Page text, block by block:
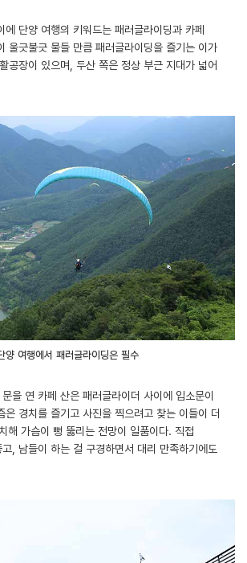
에 단양 여행의 키워드는 패러글라이딩과 카페
울긋불긋 물들 만큼 패러글라이딩을 즐기는 이가
공장이 있으며, 두산 쪽은 정상 부근 지대가 넓어
양 여행에서 패러글라이딩은 필수
을 연 카페 산은 패러글라이더 사이에 입소문이
은 경치를 즐기고 사진을 찍으려고 찾는 이들이 더
해 가슴이 뻥 뚫리는 전망이 일품이다. 직접
, 남들이 하는 걸 구경하면서 대리 만족하기에도